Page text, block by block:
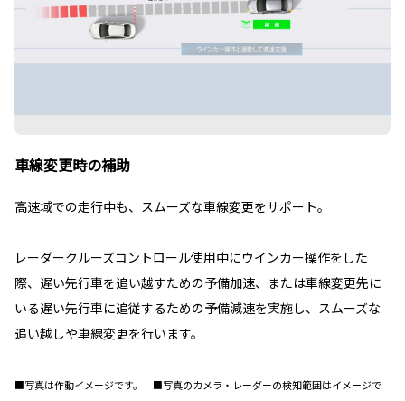
車線変更時の補助
高速域での走行中も、スムーズな車線変更をサポート。
レーダークルーズコントロール使用中にウインカー操作をした
際、遅い先行車を追い越すための予備加速、または車線変更先に
いる遅い先行車に追従するための予備減速を実施し、スムーズな
追い越しや車線変更を行います。
■写真は作動イメージです。 ■写真のカメラ・レーダーの検知範囲はイメージで